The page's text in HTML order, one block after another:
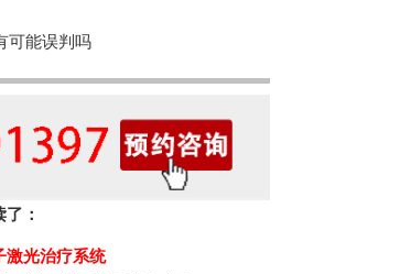
可能误判吗
：
激光治疗系统